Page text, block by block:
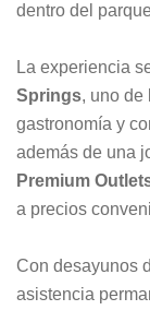
dentro del
La experiencia
Springs, uno de
gastronomía y
además de una
Premium
a precios
Con desayunos
asistencia